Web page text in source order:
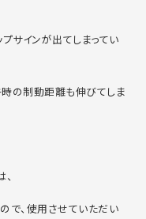
プサインが出てしまってい
時の制動距離も伸びてしま
で、使用させていただい